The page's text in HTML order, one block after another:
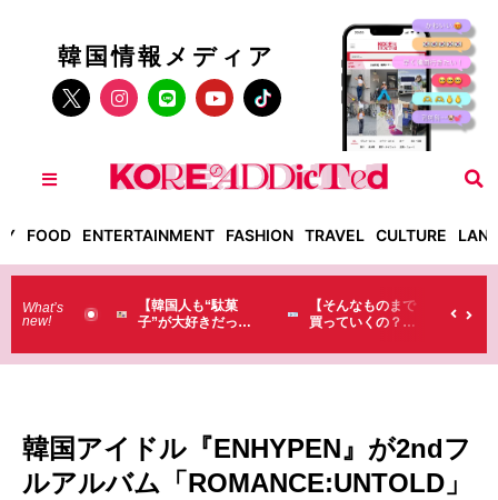
韓国情報メディア
FOOD ENTERTAINMENT FASHION TRAVEL CULTURE
What’s
new!
人も“駄菓
好きだっ
ものが意外
【そんなものまで
買っていくの？】
韓国人が買うもの
「これ無しじゃ生
きられない…」日
過ぎる？韓国人が
韓
韓国アイドル『ENHYPEN』が2ndフ
ルアルバム「ROMANCE:UNTOLD」